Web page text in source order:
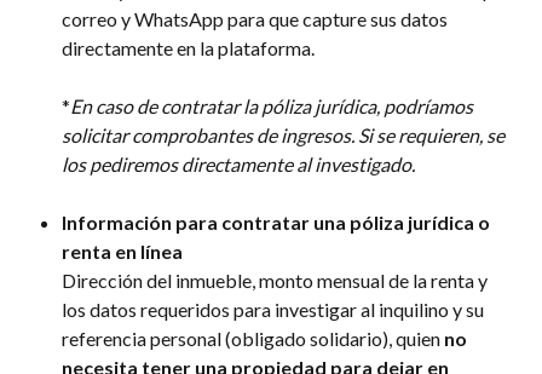
correo y WhatsApp para que capture sus datos
directamente en la plataforma.
*En caso de contratar la póliza jurídica, podríamos
solicitar comprobantes de ingresos. Si se requieren, se
los pediremos directamente al investigado.
Información para contratar una póliza jurídica o
renta en línea
Dirección del inmueble, monto mensual de la renta y
los datos requeridos para investigar al inquilino y su
referencia personal (obligado solidario), quien no
necesita tener una propiedad para dejar en